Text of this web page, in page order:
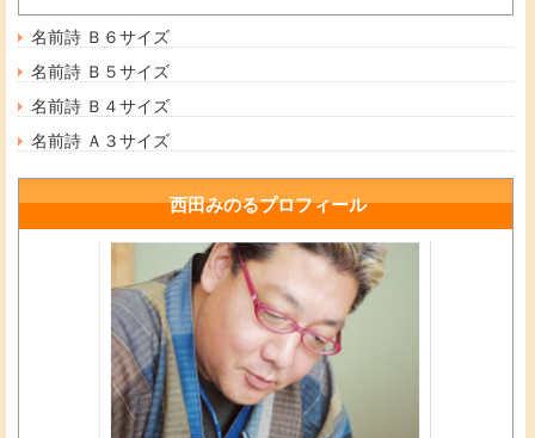
名前詩 Ｂ６サイズ
名前詩 Ｂ５サイズ
名前詩 Ｂ４サイズ
名前詩 Ａ３サイズ
西田みのるプロフィール